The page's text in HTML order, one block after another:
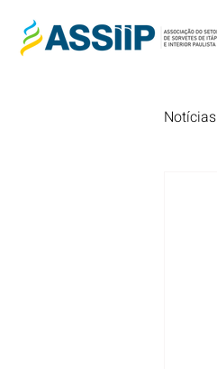
Notícias